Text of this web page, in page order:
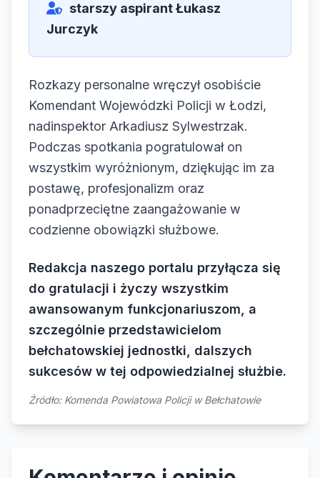
starszy aspirant Łukasz
Jurczyk
Rozkazy personalne wręczył osobiście
Komendant Wojewódzki Policji w Łodzi,
nadinspektor Arkadiusz Sylwestrzak.
Podczas spotkania pogratulował on
wszystkim wyróżnionym, dziękując im za
postawę, profesjonalizm oraz
ponadprzeciętne zaangażowanie w
codzienne obowiązki służbowe.
Redakcja naszego portalu przyłącza się
do gratulacji i życzy wszystkim
awansowanym funkcjonariuszom, a
szczególnie przedstawicielom
bełchatowskiej jednostki, dalszych
sukcesów w tej odpowiedzialnej służbie.
Źródło: Komenda Powiatowa Policji w Bełchatowie